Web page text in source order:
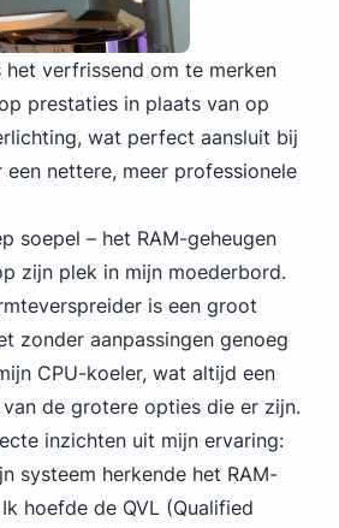
het verfrissend om te merken
prestaties in plaats van op
wat perfect aansluit bij
nettere, meer professionele
soepel – het RAM-geheugen
zijn plek in mijn moederbord.
is een groot
zonder aanpassingen genoeg
CPU-koeler, wat altijd een
de grotere opties die er zijn.
inzichten uit mijn ervaring:
systeem herkende het RAM-
hoefde de QVL (Qualified